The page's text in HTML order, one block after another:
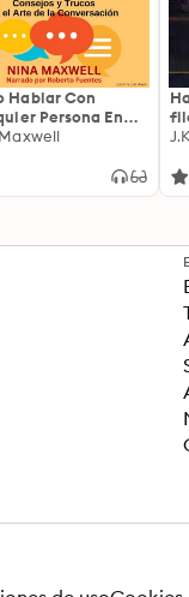
Hablar Con
Persona En
Lugar Y En